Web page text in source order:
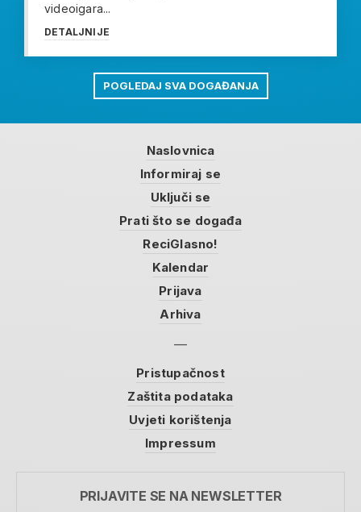
videoigara...
DETALJNIJE
POGLEDAJ SVA DOGAĐANJA
Naslovnica
Informiraj se
Uključi se
Prati što se događa
ReciGlasno!
Kalendar
Prijava
Arhiva
Pristupačnost
Zaštita podataka
Uvjeti korištenja
Impressum
PRIJAVITE SE NA NEWSLETTER